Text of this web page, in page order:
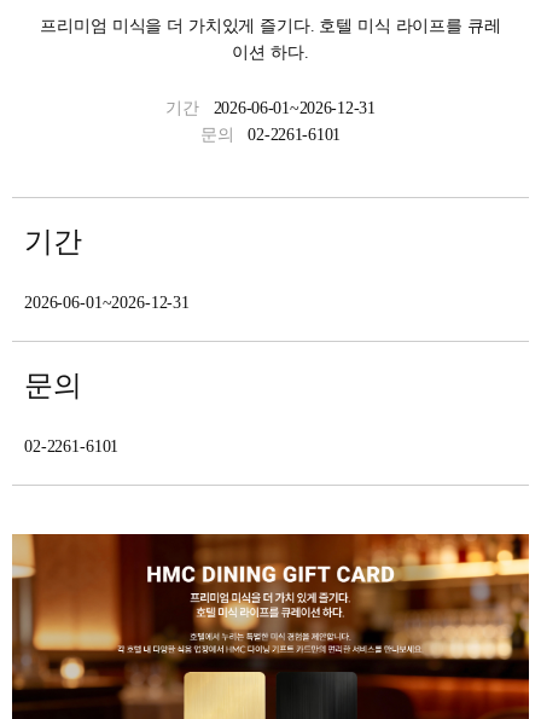
프리미엄 미식을 더 가치있게 즐기다. 호텔 미식 라이프를 큐레
이션 하다.
기간
2026-06-01~2026-12-31
문의
02-2261-6101
기간
2026-06-01~2026-12-31
문의
02-2261-6101